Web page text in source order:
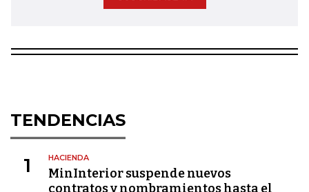
TENDENCIAS
1 HACIENDA
MinInterior suspende nuevos
contratos y nombramientos hasta el